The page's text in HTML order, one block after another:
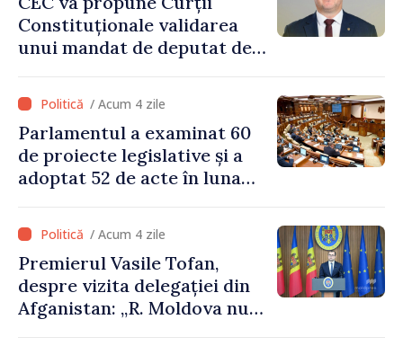
Constituționale validarea
unui mandat de deputat de
/ Acum 4 zile
Parlamentul a examinat 60
de proiecte legislative și a
adoptat 52 de acte în luna
/ Acum 4 zile
Premierul Vasile Tofan,
despre vizita delegației din
Afganistan: „R. Moldova nu